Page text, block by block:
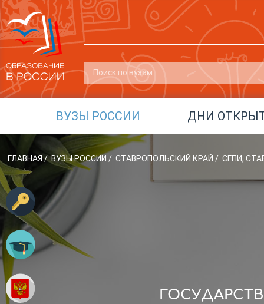
ВУЗЫ РОССИИ ДНИ
ГЛАВНАЯ/ ВУЗЫ РОССИИ / СТАВРОПОЛЬСКИЙ КРАЙ / СГПИ,